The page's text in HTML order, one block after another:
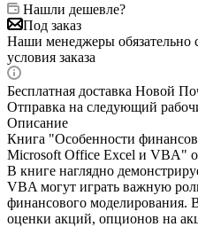
Нашли дешевле?
Под заказ
Наши менеджеры обязательно
условия заказа
Бесплатная доставка Новой
Отправка на следующий
Описание
Книга "Особенности
Microsoft Office Excel и VBA"
В книге наглядно
VBA могут играть важную
финансового моделирования.
оценки акций, опционов на